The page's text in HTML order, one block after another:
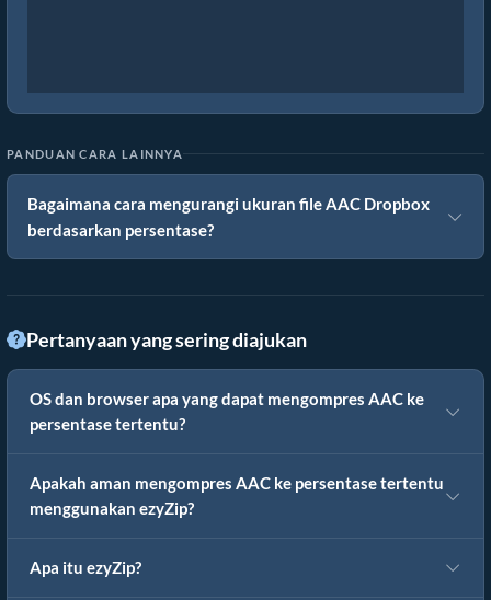
PANDUAN CARA LAINNYA
Bagaimana cara mengurangi ukuran file AAC Dropbox
berdasarkan persentase?
Pertanyaan yang sering diajukan
OS dan browser apa yang dapat mengompres AAC ke
persentase tertentu?
Apakah aman mengompres AAC ke persentase tertentu
menggunakan ezyZip?
Apa itu ezyZip?